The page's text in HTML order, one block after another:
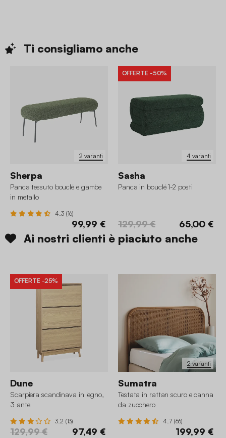
Ti consigliamo anche
2 varianti
Sherpa
Panca tessuto bouclé e gambe
in metallo
4.3 (16)
99,99 €
4 varianti
OFFERTE -50%
Sasha
Panca in bouclé 1-2 posti
129,99 € 65,00 €
Ai nostri clienti è piaciuto anche
OFFERTE -25%
Dune
Scarpiera scandinava in legno,
3 ante
3.2 (13)
129,99 € 97,49 €
2 varianti
Sumatra
Testata in rattan scuro e canna
da zucchero
4.7 (66)
199,99 €